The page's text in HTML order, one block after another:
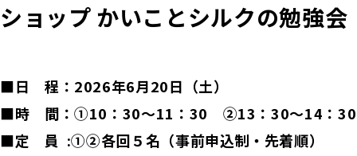
ショップ かいことシルクの勉強会
■日 程：2026年6月20日（土）
■時 間：①10：30～11：30 ②13：30～14：30
■定 員 :①②各回５名（事前申込制・先着順）